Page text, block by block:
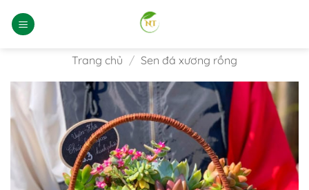
qua
Trang chủ / Sen đá xương rồng